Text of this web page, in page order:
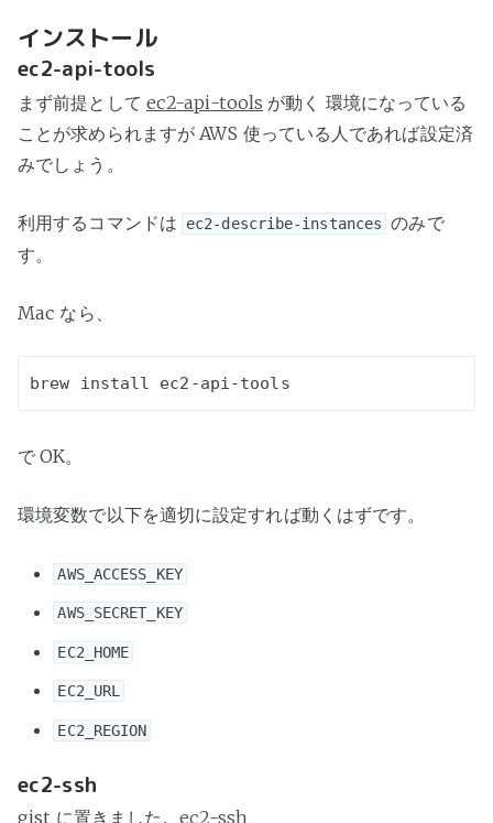
インストール
ec2-api-tools
まず前提として ec2-api-tools が動く 環境になっている
ことが求められますが AWS 使っている人であれば設定済
みでしょう。
利用するコマンドは ec2-describe-instances のみで
す。
Mac なら、
で OK。
環境変数で以下を適切に設定すれば動くはずです。
AWS_ACCESS_KEY
AWS_SECRET_KEY
EC2_HOME
EC2_URL
EC2_REGION
ec2-ssh
gist に置きました。ec2-ssh